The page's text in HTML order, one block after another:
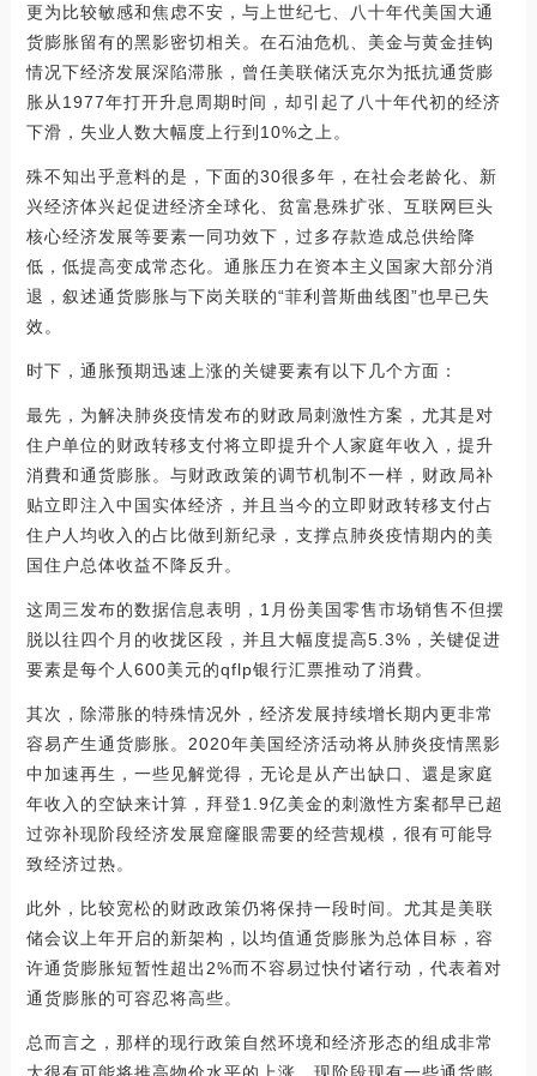
更为比较敏感和焦虑不安，与上世纪七、八十年代美国大通
货膨胀留有的黑影密切相关。在石油危机、美金与黄金挂钩
情况下经济发展深陷滞胀，曾任美联储沃克尔为抵抗通货膨
胀从1977年打开升息周期时间，却引起了八十年代初的经济
下滑，失业人数大幅度上行到10%之上。
殊不知出乎意料的是，下面的30很多年，在社会老龄化、新
兴经济体兴起促进经济全球化、贫富悬殊扩张、互联网巨头
核心经济发展等要素一同功效下，过多存款造成总供给降
低，低提高变成常态化。通胀压力在资本主义国家大部分消
退，叙述通货膨胀与下岗关联的“菲利普斯曲线图”也早已失
效。
时下，通胀预期迅速上涨的关键要素有以下几个方面：
最先，为解决肺炎疫情发布的财政局刺激性方案，尤其是对
住户单位的财政转移支付将立即提升个人家庭年收入，提升
消費和通货膨胀。与财政政策的调节机制不一样，财政局补
贴立即注入中国实体经济，并且当今的立即财政转移支付占
住户人均收入的占比做到新纪录，支撑点肺炎疫情期内的美
国住户总体收益不降反升。
这周三发布的数据信息表明，1月份美国零售市场销售不但摆
脱以往四个月的收拢区段，并且大幅度提高5.3%，关键促进
要素是每个人600美元的qflp银行汇票推动了消費。
其次，除滞胀的特殊情况外，经济发展持续增长期内更非常
容易产生通货膨胀。2020年美国经济活动将从肺炎疫情黑影
中加速再生，一些见解觉得，无论是从产出缺口、還是家庭
年收入的空缺来计算，拜登1.9亿美金的刺激性方案都早已超
过弥补现阶段经济发展窟窿眼需要的经营规模，很有可能导
致经济过热。
此外，比较宽松的财政政策仍将保持一段时间。尤其是美联
储会议上年开启的新架构，以均值通货膨胀为总体目标，容
许通货膨胀短暂性超出2%而不容易过快付诸行动，代表着对
通货膨胀的可容忍将高些。
总而言之，那样的现行政策自然环境和经济形态的组成非常
大很有可能将推高物价水平的上涨。现阶段现有一些通货膨